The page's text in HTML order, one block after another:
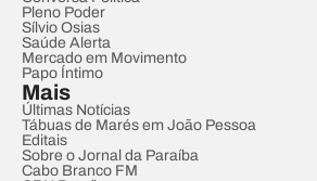
Pleno Poder
Sílvio Osias
Saúde Alerta
Mercado em Movimento
Papo Íntimo
Mais
Últimas Notícias
Tábuas de Marés em João Pessoa
Editais
Sobre o Jornal da Paraíba
Cabo Branco FM